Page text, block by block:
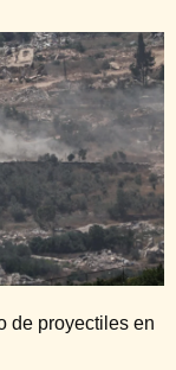
de proyectiles en